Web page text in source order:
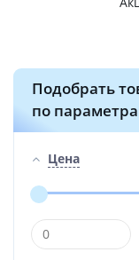
Подобрать
по
Цена